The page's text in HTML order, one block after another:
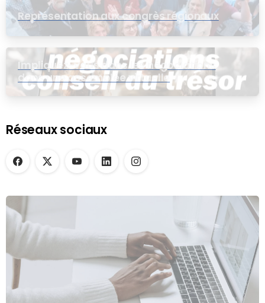
Représentation aux congrès régionaux
Impliquez-vous dans les négociations
dans une assemblée virtuelle
Réseaux sociaux